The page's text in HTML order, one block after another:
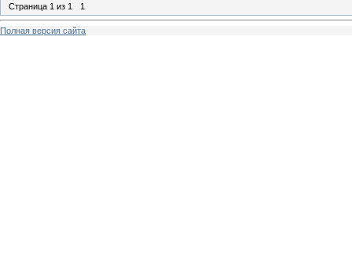
Страница 1 из 1 1
Полная версия сайта